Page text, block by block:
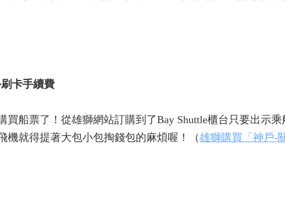
卡手續費
船票了！從雄獅網站訂購到了Bay Shuttle櫃台只要出示乘
機就得提著大包小包掏錢包的麻煩喔！（雄獅購買「神戶-